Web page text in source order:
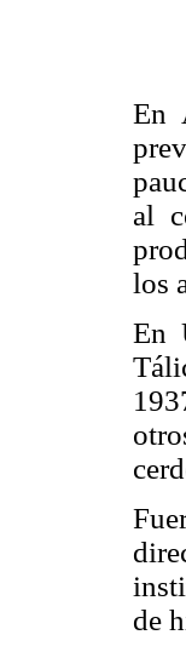
En
al
los
En
de